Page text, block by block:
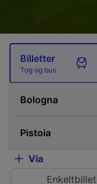
Billetter
Tog og bus
Via
Enkeltbillet